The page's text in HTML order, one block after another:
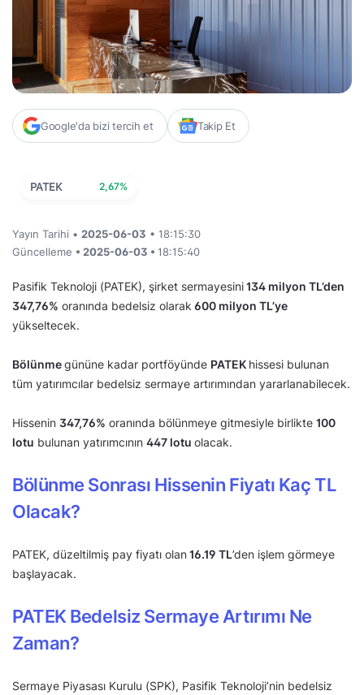
Google'da bizi tercih et Takip Et
PATEK 2,67%
Yayın Tarihi • 2025-06-03 • 18:15:30
Güncelleme • 2025-06-03 • 18:15:40
Pasifik Teknoloji (PATEK), şirket sermayesini134 milyon TL’den
347,76% oranında bedelsiz olarak 600 milyon TL’ye
yükseltecek.
Bölünmegününe kadar portföyünde PATEK hissesi bulunan
tüm yatırımcılar bedelsiz sermaye artırımından yararlanabilecek.
Hissenin 347,76% oranında bölünmeye gitmesiyle birlikte 100
lotu bulunan yatırımcının 447 lotu olacak.
Bölünme Sonrası Hissenin Fiyatı Kaç TL
Olacak?
PATEK, düzeltilmiş pay fiyatı olan16.19 TL’den işlem görmeye
başlayacak.
PATEK Bedelsiz Sermaye Artırımı Ne
Zaman?
Sermaye Piyasası Kurulu (SPK), Pasifik Teknoloji’nin bedelsiz